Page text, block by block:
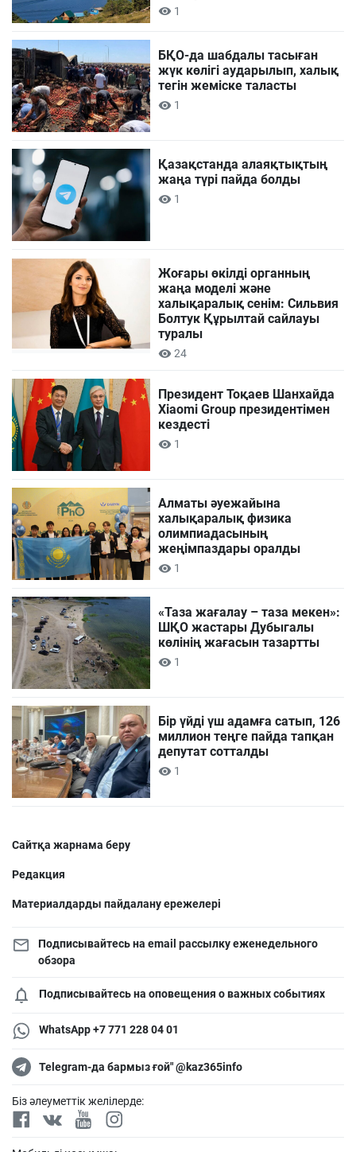
1
БҚО-да шабдалы тасыған
жүк көлігі аударылып, халық
тегін жеміске таласты
1
Қазақстанда алаяқтықтың
жаңа түрі пайда болды
1
Жоғары өкілді органның
жаңа моделі және
халықаралық сенім: Сильвия
Болтук Құрылтай сайлауы
туралы
24
Президент Тоқаев Шанхайда
Xiaomi Group президентімен
кездесті
1
Алматы әуежайына
халықаралық физика
олимпиадасының
жеңімпаздары оралды
1
«Таза жағалау – таза мекен»:
ШҚО жастары Дубыгалы
көлінің жағасын тазартты
1
Бір үйді үш адамға сатып, 126
миллион теңге пайда тапқан
депутат сотталды
1
Сайтқа жарнама беру
Редакция
Материалдарды пайдалану ережелері
Подписывайтесь на email рассылку еженедельного
обзора
Подписывайтесь на оповещения о важных событиях
WhatsApp +7 771 228 04 01
Telegram-да бармыз ғой" @kaz365info
Біз әлеуметтік желілерде: